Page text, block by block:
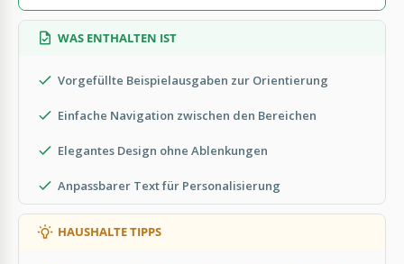
WAS ENTHALTEN IST
Vorgefüllte Beispielausgaben zur Orientierung
Einfache Navigation zwischen den Bereichen
Elegantes Design ohne Ablenkungen
Anpassbarer Text für Personalisierung
HAUSHALTE TIPPS